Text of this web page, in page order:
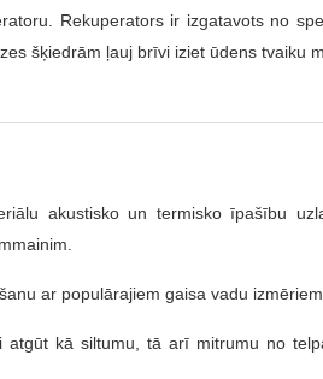
Rekuperators ir izgatavots no
šķiedrām ļauj brīvi iziet ūdens tvaiku
akustisko un termisko īpašību
ar populārajiem gaisa vadu izmēriem.
kā siltumu, tā arī mitrumu no